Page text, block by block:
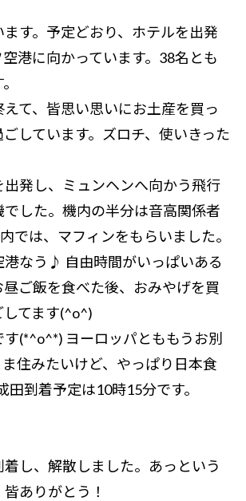
す。予定どおり、ホテルを出発
空港に向かっています。38名とも
て、皆思い思いにお土産を買っ
しています。ズロチ、使いきった
出発し、ミュンヘンへ向かう飛行
した。機内の半分は音高関係者
では、マフィンをもらいました。
港なう♪ 自由時間がいっぱいある
ご飯を食べた後、おみやげを買
してます(^o^)
す(*^o^*) ヨーロッパとももうお別
住みたいけど、やっぱり日本食
田到着予定は10時15分です。
し、解散しました。あっという
ありがとう！